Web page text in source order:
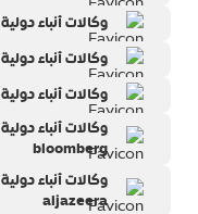
وكالات أنباء دولية٬ لا وجود للتصريحات المفبركة فيها | reuters
وكالات أنباء دولية٬ لا وجود للتصريحات المفبركة فيها | apnews
وكالات أنباء دولية٬ لا وجود للتصريحات المفبركة فيها | afp
bloomberg
aljazeera